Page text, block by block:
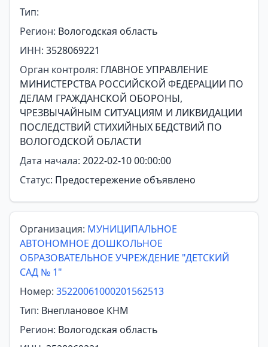
Тип:
Регион: Вологодская область
ИНН: 3528069221
Орган контроля: ГЛАВНОЕ УПРАВЛЕНИЕ
МИНИСТЕРСТВА РОССИЙСКОЙ ФЕДЕРАЦИИ ПО
ДЕЛАМ ГРАЖДАНСКОЙ ОБОРОНЫ,
ЧРЕЗВЫЧАЙНЫМ СИТУАЦИЯМ И ЛИКВИДАЦИИ
ПОСЛЕДСТВИЙ СТИХИЙНЫХ БЕДСТВИЙ ПО
ВОЛОГОДСКОЙ ОБЛАСТИ
Дата начала: 2022-02-10 00:00:00
Статус: Предостережение объявлено
Организация: МУНИЦИПАЛЬНОЕ
АВТОНОМНОЕ ДОШКОЛЬНОЕ
ОБРАЗОВАТЕЛЬНОЕ УЧРЕЖДЕНИЕ "ДЕТСКИЙ
САД № 1"
Номер: 35220061000201562513
Тип: Внеплановое КНМ
Регион: Вологодская область